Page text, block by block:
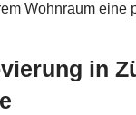
Wohnraum eine
in